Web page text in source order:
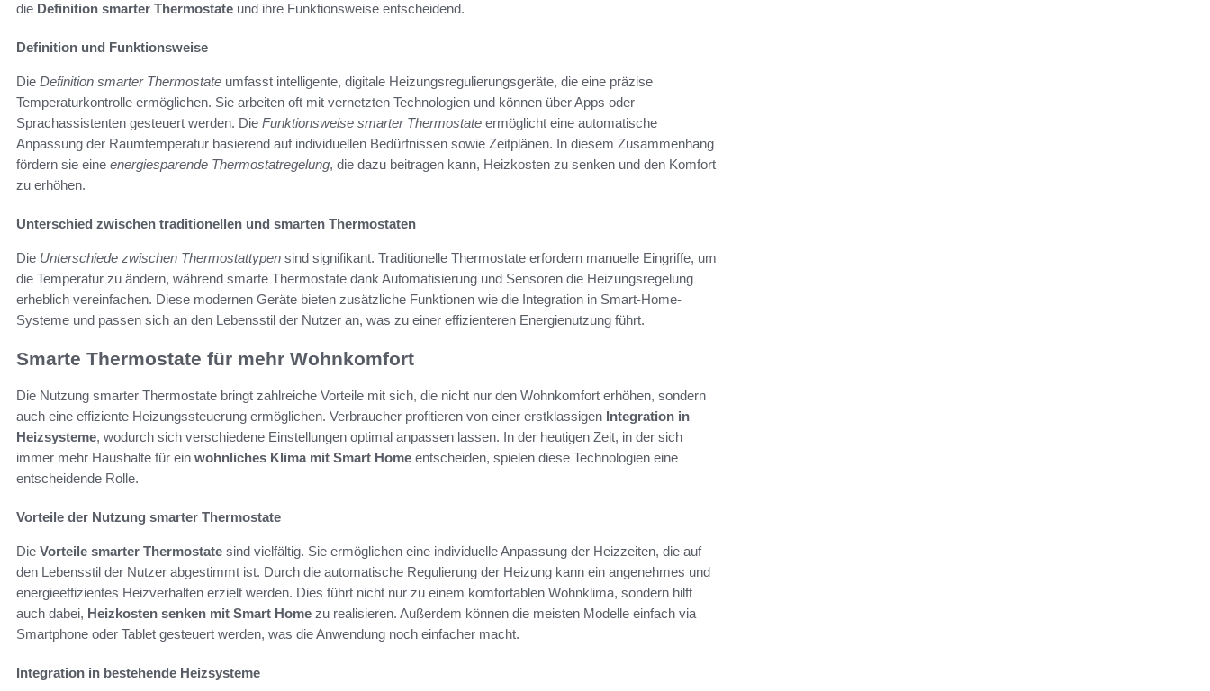
die Definition smarter Thermostate und ihre Funktionsweise entscheidend.
Definition und Funktionsweise
Die Definition smarter Thermostate umfasst intelligente, digitale Heizungsregulierungsgeräte, die eine präzise
Temperaturkontrolle ermöglichen. Sie arbeiten oft mit vernetzten Technologien und können über Apps oder
Sprachassistenten gesteuert werden. Die Funktionsweise smarter Thermostate ermöglicht eine automatische
Anpassung der Raumtemperatur basierend auf individuellen Bedürfnissen sowie Zeitplänen. In diesem Zusammenhang
fördern sie eine energiesparende Thermostatregelung, die dazu beitragen kann, Heizkosten zu senken und den Komfort
zu erhöhen.
Unterschied zwischen traditionellen und smarten Thermostaten
Die Unterschiede zwischen Thermostattypen sind signifikant. Traditionelle Thermostate erfordern manuelle Eingriffe, um
die Temperatur zu ändern, während smarte Thermostate dank Automatisierung und Sensoren die Heizungsregelung
erheblich vereinfachen. Diese modernen Geräte bieten zusätzliche Funktionen wie die Integration in Smart-Home-
Systeme und passen sich an den Lebensstil der Nutzer an, was zu einer effizienteren Energienutzung führt.
Smarte Thermostate für mehr Wohnkomfort
Die Nutzung smarter Thermostate bringt zahlreiche Vorteile mit sich, die nicht nur den Wohnkomfort erhöhen, sondern
auch eine effiziente Heizungssteuerung ermöglichen. Verbraucher profitieren von einer erstklassigen Integration in
Heizsysteme, wodurch sich verschiedene Einstellungen optimal anpassen lassen. In der heutigen Zeit, in der sich
immer mehr Haushalte für ein wohnliches Klima mit Smart Home entscheiden, spielen diese Technologien eine
entscheidende Rolle.
Vorteile der Nutzung smarter Thermostate
Die Vorteile smarter Thermostate sind vielfältig. Sie ermöglichen eine individuelle Anpassung der Heizzeiten, die auf
den Lebensstil der Nutzer abgestimmt ist. Durch die automatische Regulierung der Heizung kann ein angenehmes und
energieeffizientes Heizverhalten erzielt werden. Dies führt nicht nur zu einem komfortablen Wohnklima, sondern hilft
auch dabei, Heizkosten senken mit Smart Home zu realisieren. Außerdem können die meisten Modelle einfach via
Smartphone oder Tablet gesteuert werden, was die Anwendung noch einfacher macht.
Integration in bestehende Heizsysteme